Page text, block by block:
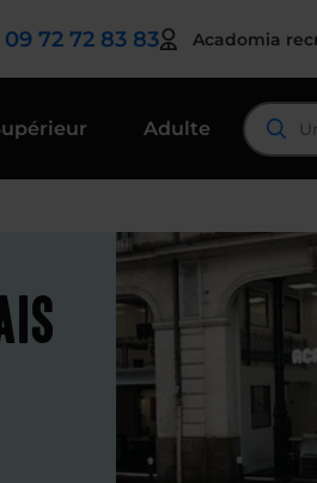
09 72 72 83 83 Acadomia
Adulte